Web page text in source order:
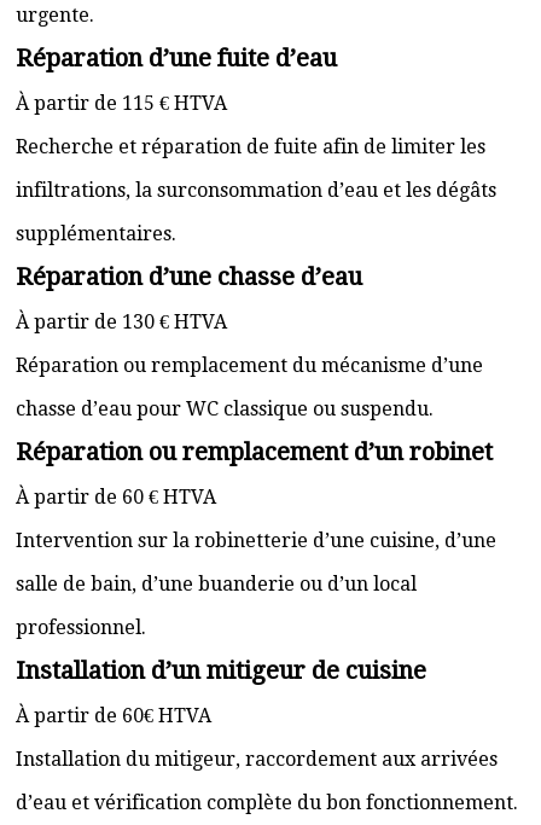
urgente.
Réparation d’une fuite d’eau
À partir de 115 € HTVA
Recherche et réparation de fuite afin de limiter les
infiltrations, la surconsommation d’eau et les dégâts
supplémentaires.
Réparation d’une chasse d’eau
À partir de 130 € HTVA
Réparation ou remplacement du mécanisme d’une
chasse d’eau pour WC classique ou suspendu.
Réparation ou remplacement d’un robinet
À partir de 60 € HTVA
Intervention sur la robinetterie d’une cuisine, d’une
salle de bain, d’une buanderie ou d’un local
professionnel.
Installation d’un mitigeur de cuisine
À partir de 60€ HTVA
Installation du mitigeur, raccordement aux arrivées
d’eau et vérification complète du bon fonctionnement.